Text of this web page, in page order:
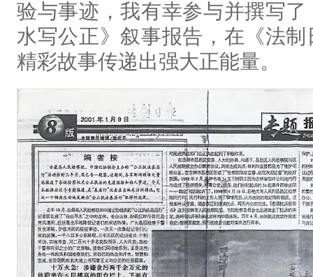
验与事迹，我有幸参与并撰写
水写公正》叙事报告，在《法
精彩故事传递出强大正能量。